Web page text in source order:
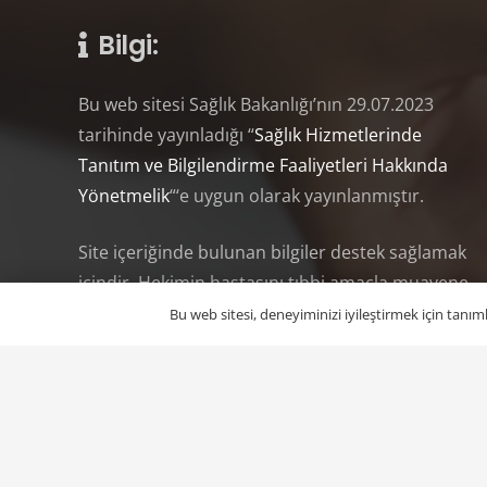
Bilgi:
Bu web sitesi Sağlık Bakanlığı’nın 29.07.2023
tarihinde yayınladığı “Sağlık Hizmetlerinde
Tanıtım ve Bilgilendirme Faaliyetleri Hakkında
Yönetmelik“‘e uygun olarak yayınlanmıştır.
Site içeriğinde bulunan bilgiler destek sağlamak
içindir. Hekimin hastasını tıbbi amaçla muayene
etmesi, tanı ve teşhis koyması yerine geçmez.
Bu web sitesi, deneyiminizi iyileştirmek için